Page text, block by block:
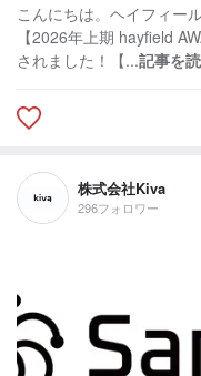
こんにちは。ヘイフィー
【2026年上期 hayfield
されました！【...記事を
株式会社Kiva
296フォロワー